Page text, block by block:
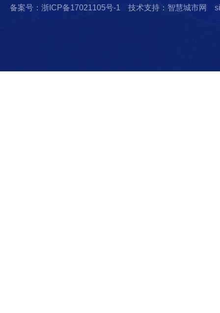
备案号：浙ICP备17021105号-1 技术支持：智慧城市网